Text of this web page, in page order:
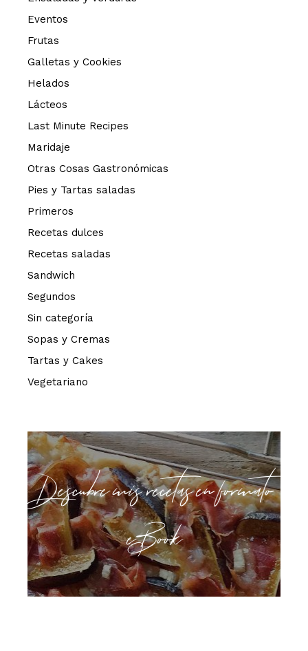
Eventos
Frutas
Galletas y Cookies
Helados
Lácteos
Last Minute Recipes
Maridaje
Otras Cosas Gastronómicas
Pies y Tartas saladas
Primeros
Recetas dulces
Recetas saladas
Sandwich
Segundos
Sin categoría
Sopas y Cremas
Tartas y Cakes
Vegetariano
Descubre mis recetas en formato
eBook